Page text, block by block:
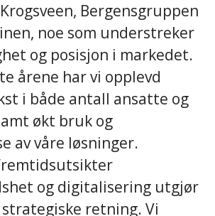
Bergensgruppen
noe som understreker
og posisjon i markedet.
årene har vi opplevd
i både antall ansatte og
økt bruk og
av våre løsninger.
og digitalisering utgjør
retning. Vi